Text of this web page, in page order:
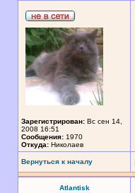
Зарегистрирован: Вс сен 14,
2008 16:51
Сообщения: 1970
Откуда: Николаев
Вернуться к началу
Atlantisk